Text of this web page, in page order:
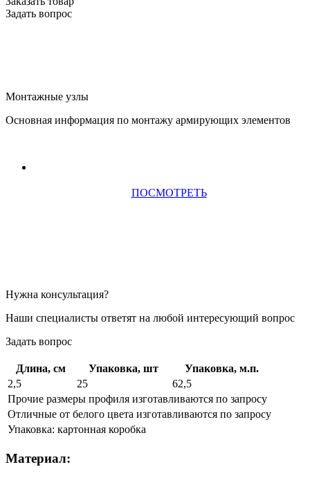
Задать вопрос
Монтажные узлы
Основная информация по монтажу армирующих элементов
ПОСМОТРЕТЬ
Нужна консультация?
Наши специалисты ответят на любой интересующий вопрос
Задать вопрос
Длина, см Упаковка, шт
Упаковка, м.п.
2,5
25
62,5
Прочие размеры профиля изготавливаются по запросу
Отличные от белого цвета изготавливаются по запросу
Упаковка: картонная коробка
Материал: